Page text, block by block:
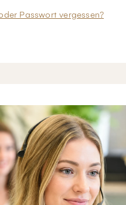
Passwort vergessen?